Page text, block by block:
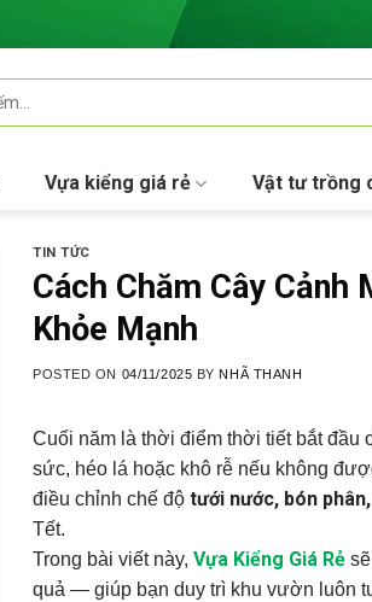
Vựa kiểng giá rẻ Vật tư trồng
TIN TỨC
Cách Chăm Cây
Khỏe Mạnh
POSTED ON 04/11/2025 BYNHÃ THANH
Cuối năm là thời điểm thời tiết bắt đầu
sức, héo lá hoặc khô rễ nếu không
điều chỉnh chế độ tưới nước, bón
Tết.
Trong bài viết này, Vựa Kiểng Giá Rẻ
quả — giúp bạn duy trì khu vườn luôn